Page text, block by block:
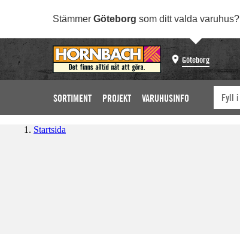
Stämmer Göteborg som ditt valda varuhus?
Göteborg
SORTIMENT PROJEKT VARUHUSINFO
Startsida